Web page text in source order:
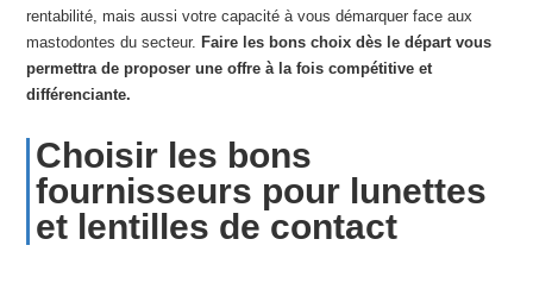
rentabilité, mais aussi votre capacité à vous démarquer face aux
mastodontes du secteur. Faire les bons choix dès le départ vous
permettra de proposer une offre à la fois compétitive et
différenciante.
Choisir les bons
fournisseurs pour lunettes
et lentilles de contact